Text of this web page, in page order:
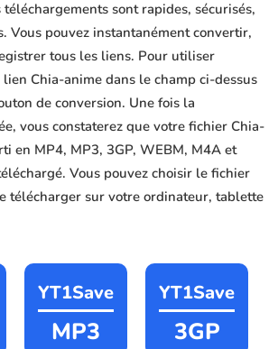
téléchargements sont rapides, sécurisés,
Vous pouvez instantanément convertir,
tous les liens. Pour utiliser
Chia-anime dans le champ ci-dessus
de conversion. Une fois la
vous constaterez que votre fichier Chia-
en MP4, MP3, 3GP, WEBM, M4A et
Vous pouvez choisir le fichier
télécharger sur votre ordinateur, tablette
YT1Save
MP3
YT1Save
3GP